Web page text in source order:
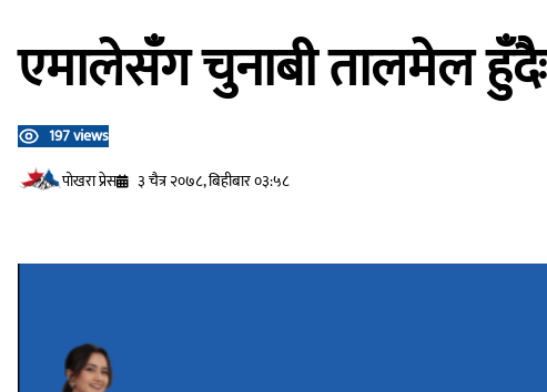
एमालेसँग चुनाबी तालमेल
197 views
प‍ोखरा प्रेस
३ चैत्र २०७८, बिहीबार ०३:५८